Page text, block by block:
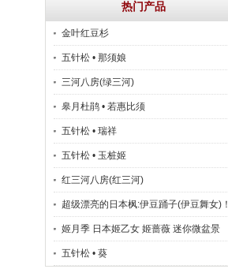
热门产品
金叶红豆杉
五针松 • 那须娘
三河八房(绿三河)
皋月杜鹃 • 若惠比须
五针松 • 瑞祥
五针松 • 玉桩姬
红三河八房(红三河)
超级漂亮的日本枫:伊豆踊子(伊豆舞女)！
姬月季 日本姬乙女 姬蔷薇 迷你微盆景
五针松 • 葵